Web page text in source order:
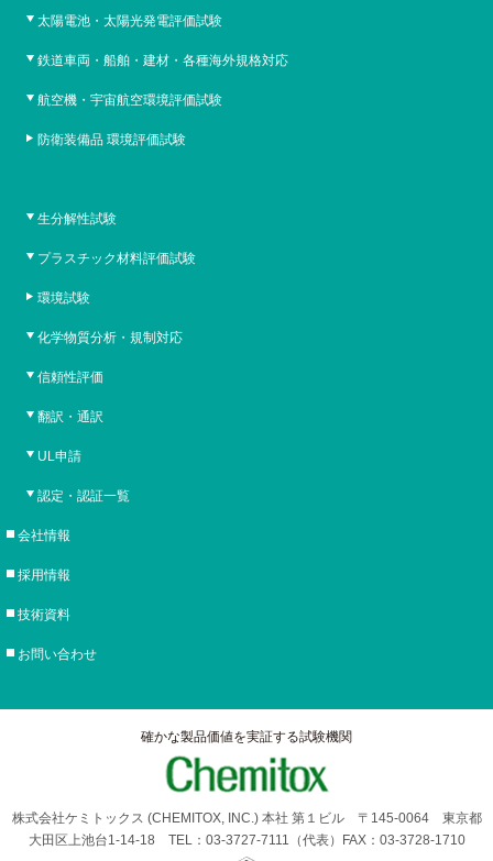
太陽電池・太陽光発電評価試験
鉄道車両・船舶・建材・各種海外規格対応
航空機・宇宙航空環境評価試験
防衛装備品 環境評価試験
生分解性試験
プラスチック材料評価試験
環境試験
化学物質分析・規制対応
信頼性評価
翻訳・通訳
UL申請
認定・認証一覧
会社情報
採用情報
技術資料
お問い合わせ
確かな製品価値を実証する試験機関
株式会社ケミトックス (CHEMITOX, INC.) 本社 第１ビル 〒145-0064 東京都
大田区上池台1-14-18 TEL：03-3727-7111（代表）FAX：03-3728-1710